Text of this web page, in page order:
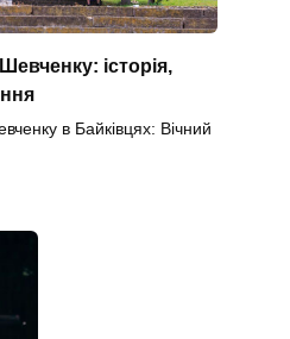
історія,
в Байківцях: Вічний